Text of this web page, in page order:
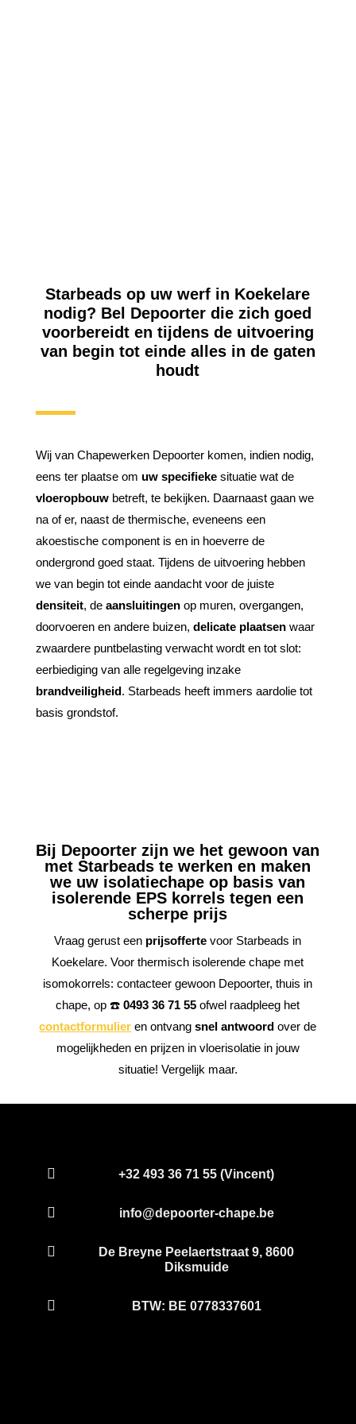
Starbeads op uw werf in Koekelare
nodig? Bel Depoorter die zich goed
voorbereidt en tijdens de uitvoering
van begin tot einde alles in de gaten
houdt
Wij van Chapewerken Depoorter komen, indien nodig,
eens ter plaatse om uw specifiekesituatie wat de
vloeropbouwbetreft, te bekijken. Daarnaast gaan we
na of er, naast de thermische, eveneens een
akoestische component is en in hoeverre de
ondergrond goed staat. Tijdens de uitvoering hebben
we van begin tot einde aandacht voor de juiste
densiteit, de aansluitingenop muren, overgangen,
doorvoeren en andere buizen, delicate plaatsenwaar
zwaardere puntbelasting verwacht wordt en tot slot:
eerbiediging van alle regelgeving inzake
brandveiligheid. Starbeads heeft immers aardolie tot
basis grondstof.
Bij Depoorter zijn we het gewoon van
met Starbeads te werken en maken
we uw isolatiechape op basis van
isolerende EPS korrels tegen een
scherpe prijs
Vraag gerust een prijsofferte voor Starbeads in
Koekelare. Voor thermisch isolerende chape met
isomokorrels: contacteer gewoon Depoorter, thuis in
chape, op ☎️0493 36 71 55 ofwel raadpleeg het
contactformulier en ontvangsnel antwoord over de
mogelijkheden en prijzen in vloerisolatie in jouw
situatie! Vergelijk maar.
 +32 493 36 71 55 (Vincent)
 info@depoorter-chape.be

De Breyne Peelaertstraat 9, 8600
Diksmuide
 BTW: BE 0778337601